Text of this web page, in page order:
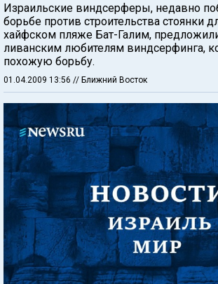
Израильские виндсерферы, недавно
борьбе против строительства стоянки
хайфском пляже Бат-Галим,
ливанским любителям виндсерфинга,
похожую борьбу.
01.04.2009 13:56 // Ближний Восток